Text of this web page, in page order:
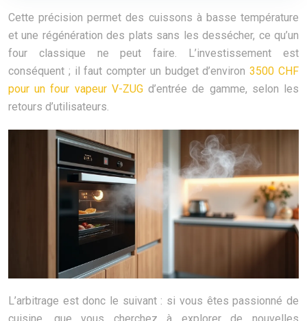
Cette précision permet des cuissons à basse température
et une régénération des plats sans les dessécher, ce qu’un
four classique ne peut faire. L’investissement est
conséquent ; il faut compter un budget d’environ3500 CHF
pour un four vapeur V-ZUGd’entrée de gamme, selon les
retours d’utilisateurs.
L’arbitrage est donc le suivant : si vous êtes passionné de